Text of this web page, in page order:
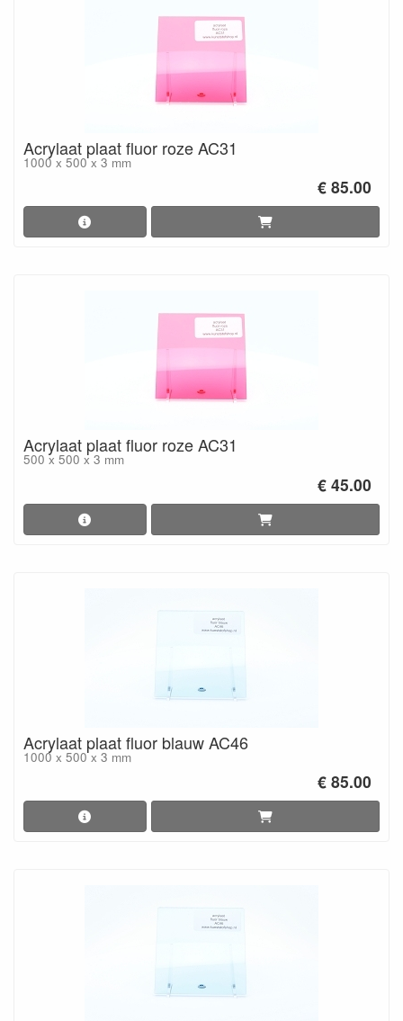
Acrylaat plaat fluor roze AC31
1000 x 500 x 3 mm
€ 85.00
Acrylaat plaat fluor roze AC31
500 x 500 x 3 mm
€ 45.00
Acrylaat plaat fluor blauw AC46
1000 x 500 x 3 mm
€ 85.00